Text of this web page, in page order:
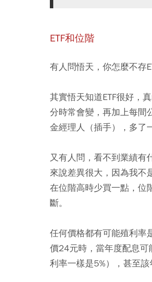
ETF和位階
有人問悟天，你怎麼不存
其實悟天知道ETF很好，
分時常會變，再加上每間
金經理人（插手），多了
又有人問，看不到業績有
來說差異很大，因為我不
在位階高時少買一點，位
斷。
任何價格都有可能殖利率
價24元時，當年度配息
利率一樣是5%），甚至